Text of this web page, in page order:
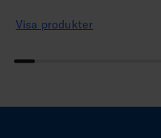
Visa produkter